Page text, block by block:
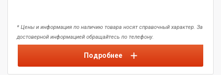
* Цены и информация по наличию товара носят справочный характер. За
достоверной информацией обращайтесь по телефону.
Подробнее